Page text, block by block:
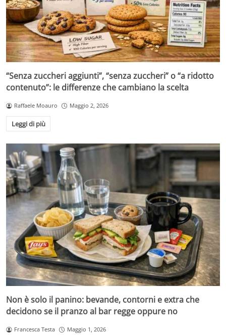
“Senza zuccheri aggiunti”, “senza zuccheri” o “a ridotto
contenuto”: le differenze che cambiano la scelta
Raffaele Moauro Maggio 2, 2026
Leggi di più
Non è solo il panino: bevande, contorni e extra che
decidono se il pranzo al bar regge oppure no
Francesca Testa Maggio 1, 2026